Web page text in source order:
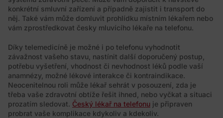
konkrétní smluvní zařízení a případně zajistit i transport do
něj. Také vám může domluvit prohlídku místním lékařem nebo
vám zprostředkovat česky mluvícího lékaře na telefonu.
Díky telemedicíně je možné i po telefonu vyhodnotit
závažnost vašeho stavu, nastínit další doporučený postup,
potřebu vyšetření, vhodnost či nevhodnost léků podle vaší
anamnézy, možné lékové interakce či kontraindikace.
Neocenitelnou roli může lékař sehrát v posouzení, zda je
třeba vaše zdravotní obtíže řešit ihned, nebo vyčkat a situaci
prozatím sledovat. Český lékař na telefonu je připraven
probrat vaše komplikace kdykoliv a kdekoliv.